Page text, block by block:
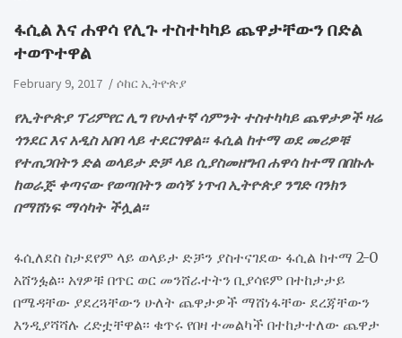
ፋሲል እና ሐዋሳ የሊጉ ተስተካካይ ጨዋታቸውን በድል
ተወጥተዋል
February 9, 2017 ሶከር ኢትዮጵያ
የኢትዮጵያ ፕሪምየር ሊግ የሁለተኛ ሳምንት ተስተካካይ ጨዋታዎች ዛሬ
ጎንደር እና አዲስ አበባ ላይ ተደርገዋል፡፡ ፋሲል ከተማ ወደ መሪዎቹ
የተጠጋበትን ድል ወላይታ ድቻ ላይ ሲያስመዘግብ ሐዋሳ ከተማ በበኩሉ
ከወራጅ ቀጣናው የወጣበትን ወሳኝ ነጥብ ኢትዮጵያ ንግድ ባንክን
በማሸነፍ ማሳካት ችሏል፡፡
ፋሲለደስ ስታደየም ላይ ወላይታ ድቻን ያስተናገደው ፋሲል ከተማ 2-0
አሸንፏል፡፡ አፃዎቹ በጥር ወር መንሸራተትን ቢያሳዩም በተከታታይ
በሜዳቸው ያደረጓቸውን ሁለት ጨዋታዎች ማሸነፋቸው ደረጃቸውን
እንዲያሻሻሉ ረድቷቸዋል፡፡ ቁጥሩ የበዛ ተመልካች በተከታተለው ጨዋታ